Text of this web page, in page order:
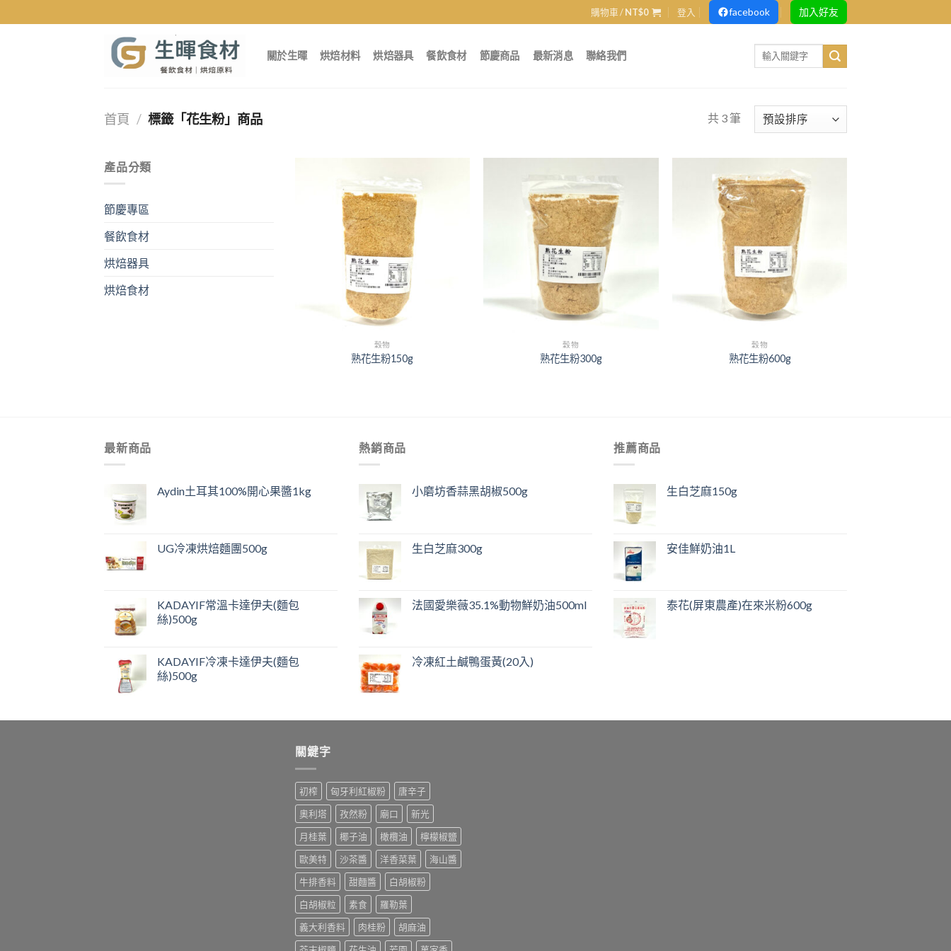
to
購物車 /NT$0 登入 facebook 加入好友
關於生暉 烘焙材料 烘焙器具 餐飲食材 節慶商品 最新消息 聯絡我們
Search
for:
首頁 / 標籤「花生粉」商品 共 3 筆
產品分類
節慶專區
餐飲食材
烘焙器具
烘焙食材
穀物
熟花生粉150g
穀物
熟花生粉300g
穀物
熟花生粉600g
最新商品
Aydin土耳其100%開心果醬1kg
UG冷凍烘焙麵團500g
KADAYIF常溫卡達伊夫(麵包
絲)500g
KADAYIF冷凍卡達伊夫(麵包
絲)500g
熱銷商品
小磨坊香蒜黑胡椒500g
生白芝麻300g
法國愛樂薇35.1%動物鮮奶油500ml
冷凍紅土鹹鴨蛋黃(20入)
推薦商品
生白芝麻150g
安佳鮮奶油1L
泰花(屏東農產)在來米粉600g
關鍵字
初榨 匈牙利紅椒粉
唐辛子
奧利塔
孜然粉 廟口
新光
月桂葉
椰子油 橄欖油
檸檬椒鹽
歐美特
沙茶醬 洋香菜葉
海山醬
牛排香料
甜麵醬
白胡椒粉
白胡椒粒
素食
羅勒葉
義大利香料
肉桂粉
胡麻油